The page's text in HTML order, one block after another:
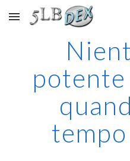
Skip to main content
potente